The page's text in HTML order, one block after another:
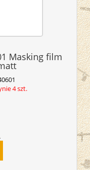
Masking film
4 szt.